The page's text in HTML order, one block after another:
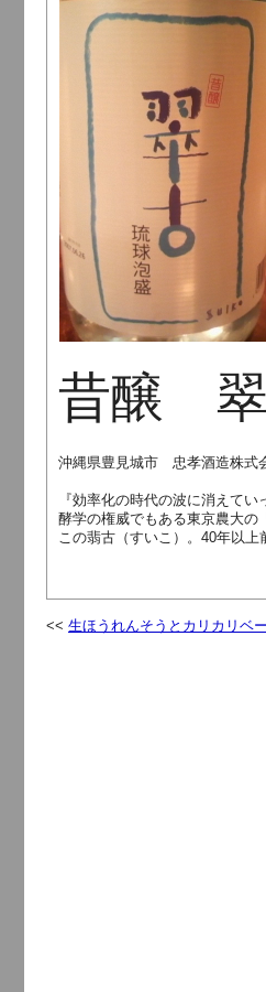
昔醸
沖縄県豊見城市 忠孝酒造株式
『効率化の時代の波に消えて
酵学の権威でもある東京農大の
この翡古（すいこ）。40年以上
生ほうれんそうとカリカリベ